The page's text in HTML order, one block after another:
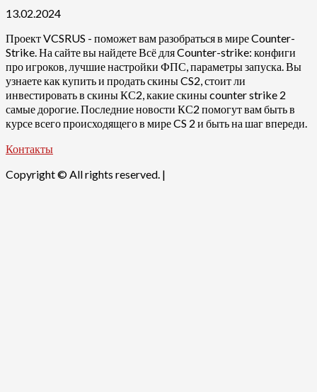
13.02.2024
Проект VCSRUS - поможет вам разобраться в мире Counter-
Strike. На сайте вы найдете Всё для Counter-strike: конфиги
про игроков, лучшие настройки ФПС, параметры запуска. Вы
узнаете как купить и продать скины CS2, стоит ли
инвестировать в скины КС2, какие скины counter strike 2
самые дорогие. Последние новости КС2 помогут вам быть в
курсе всего происходящего в мире CS 2 и быть на шаг впереди.
Контакты
Copyright © All rights reserved. |